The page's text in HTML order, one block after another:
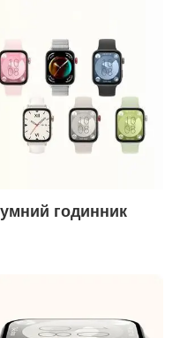
годинник